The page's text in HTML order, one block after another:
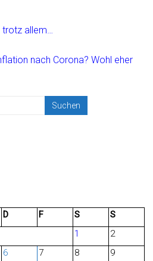
e
trotz allem…
nach Corona? Wohl eher
D F S
S
1
2
6 7 8
9